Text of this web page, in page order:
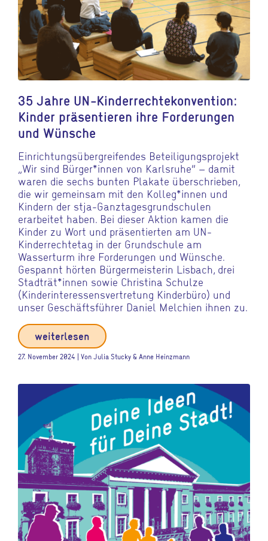
35 Jahre UN-Kinderrechtekonvention:
Kinder präsentieren ihre Forderungen
und Wünsche
Einrichtungsübergreifendes Beteiligungsprojekt
„Wir sind Bürger*innen von Karlsruhe“ – damit
waren die sechs bunten Plakate überschrieben,
die wir gemeinsam mit den Kolleg*innen und
Kindern der stja-Ganztagesgrundschulen
erarbeitet haben. Bei dieser Aktion kamen die
Kinder zu Wort und präsentierten am UN-
Kinderrechtetag in der Grundschule am
Wasserturm ihre Forderungen und Wünsche.
Gespannt hörten Bürgermeisterin Lisbach, drei
Stadträt*innen sowie Christina Schulze
(Kinderinteressensvertretung Kinderbüro) und
unser Geschäftsführer Daniel Melchien ihnen zu.
weiterlesen
27. November 2024 | Von Julia Stucky & Anne Heinzmann